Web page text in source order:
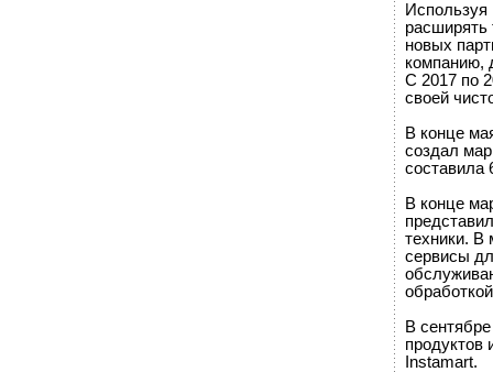
Используя
расширять
новых
компанию,
С 2017 по
своей
В конце
создал
составила
В конце
техники. В
сервисы
В
продуктов
Instamart.